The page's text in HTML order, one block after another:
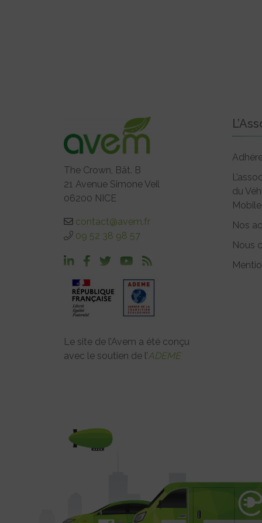
The Crown, Bât. B
21 Avenue Simone Veil
06200 NICE
contact@avem.fr
09 52 38 98 57
Le site de l’Avem a été conçu
avec le soutien de l’ADEME
du
Mobile
Nos
Nous